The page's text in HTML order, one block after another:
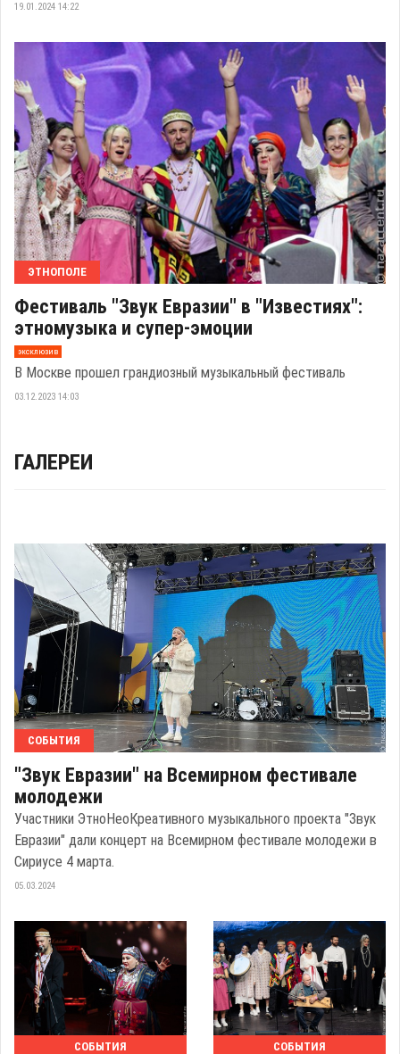
19.01.2024 14:22
ЭТНОПОЛЕ
Фестиваль "Звук Евразии" в "Известиях":
этномузыка и супер-эмоции
эксклюзив
В Москве прошел грандиозный музыкальный фестиваль
03.12.2023 14:03
ГАЛЕРЕИ
СОБЫТИЯ
"Звук Евразии" на Всемирном фестивале
молодежи
Участники ЭтноНеоКреативного музыкального проекта "Звук
Евразии" дали концерт на Всемирном фестивале молодежи в
Сириусе 4 марта.
05.03.2024
СОБЫТИЯ СОБЫТИЯ